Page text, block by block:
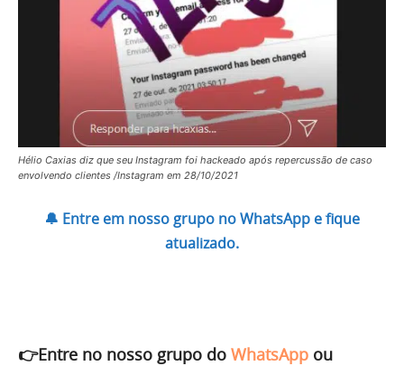
Hélio Caxias diz que seu Instagram foi hackeado após repercussão de caso
envolvendo clientes /Instagram em 28/10/2021
🔔 Entre em nosso grupo no WhatsApp e fique
atualizado.
👉Entre no nosso grupo do WhatsApp ou